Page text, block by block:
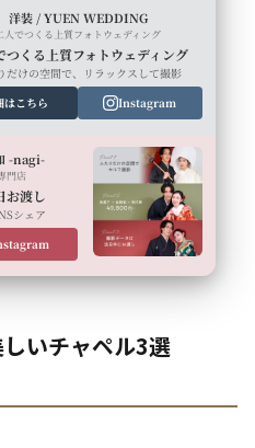
洋装 / YUEN WEDDING
人でつくる上質フォトウェディング
つくる上質フォトウェディング
だけの空間で、リラックスして撮影
はこちら
Instagram
-nagi-
門店
お渡し
シェア
いチャペル3選